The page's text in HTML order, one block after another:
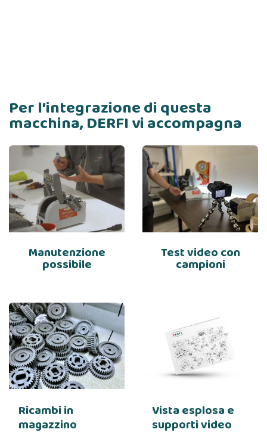
Per l'integrazione di questa
macchina, DERFI vi accompagna
Manutenzione
possibile
Test video con
campioni
Ricambi in
magazzino
Vista esplosa e
supporti video